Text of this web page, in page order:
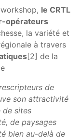
le CRTL
opérateurs
la variété et
à travers
[2] de la
de
son attractivité
de sites
de paysages
bien au-delà de